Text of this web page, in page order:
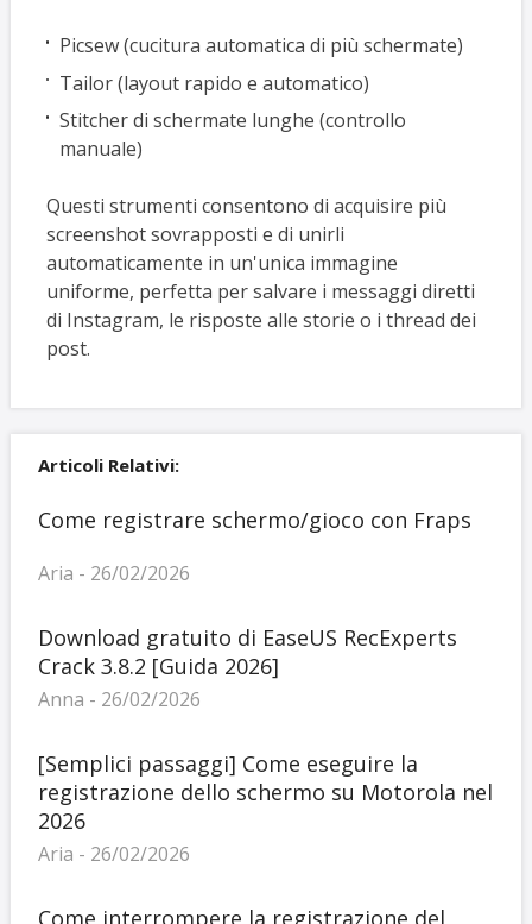
Picsew (cucitura automatica di più schermate)
Tailor (layout rapido e automatico)
Stitcher di schermate lunghe (controllo
manuale)
Questi strumenti consentono di acquisire più
screenshot sovrapposti e di unirli
automaticamente in un'unica immagine
uniforme, perfetta per salvare i messaggi diretti
di Instagram, le risposte alle storie o i thread dei
post.
Articoli Relativi:
Come registrare schermo/gioco con Fraps
Aria - 26/02/2026
Download gratuito di EaseUS RecExperts
Crack 3.8.2 [Guida 2026]
Anna - 26/02/2026
[Semplici passaggi] Come eseguire la
registrazione dello schermo su Motorola nel
2026
Aria - 26/02/2026
Come interrompere la registrazione del